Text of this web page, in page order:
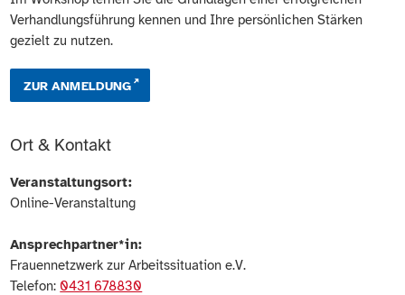
Verhandlungsführung kennen und Ihre persönlichen Stärken
gezielt zu nutzen.
ZUR ANMELDUNG
Ort & Kontakt
Veranstaltungsort:
Online-Veranstaltung
Ansprechpartner*in:
Frauennetzwerk zur Arbeitssituation e.V.
Telefon: 0431 678830